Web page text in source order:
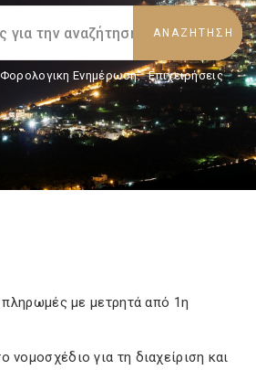
Φορολογικη Ενημέρωση, Επιχειρήσεις
πληρωμές με μετρητά από 1η
νομοσχέδιο για τη διαχείριση και